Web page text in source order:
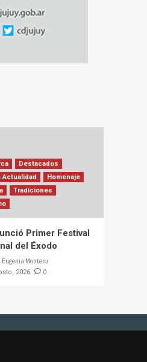
Destacados
Actualidad
Homenaje
Tradiciones
Primer Festival
del Éxodo
Eugenia Montero
2026 0